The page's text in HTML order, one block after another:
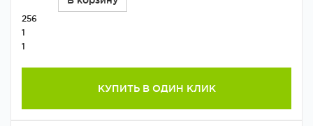
256
1
1
КУПИТЬ В ОДИН КЛИК